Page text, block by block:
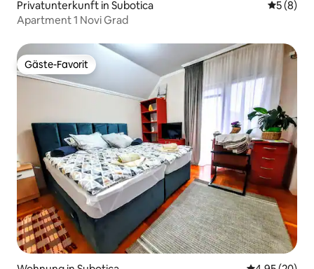
Privatunterkunft in Subotica
5 (8)
Apartment 1 Novi Grad
Gäste-Favorit
Gäste-Favorit